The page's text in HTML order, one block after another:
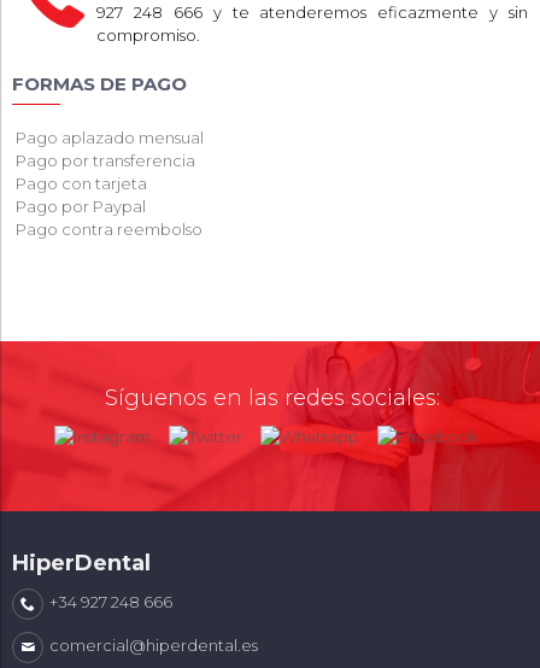
927 248 666 y te atenderemos eficazmente y sin
compromiso.
FORMAS DE PAGO
Pago aplazado mensual
Pago por transferencia
Pago con tarjeta
Pago por Paypal
Pago contra reembolso
Síguenos en las redes sociales:
HiperDental
+34 927 248 666
comercial@hiperdental.es